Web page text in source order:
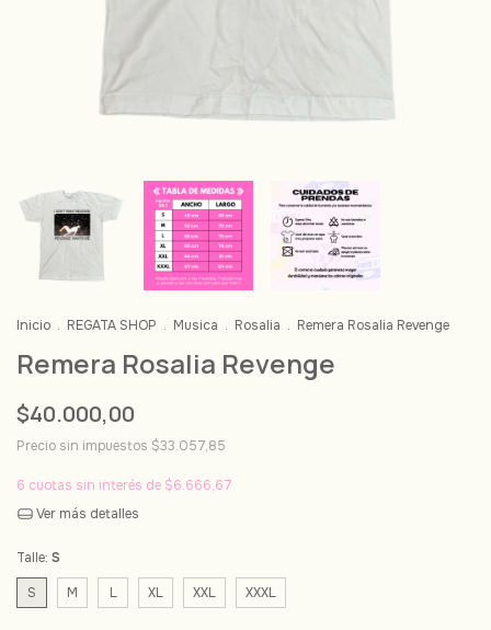
Inicio . REGATA SHOP . Musica . Rosalia . Remera Rosalia Revenge
Remera Rosalia Revenge
$40.000,00
Precio sin impuestos $33.057,85
6 cuotas sin interés de $6.666,67
Ver más detalles
Talle: S
S
M L XL XXL XXXL